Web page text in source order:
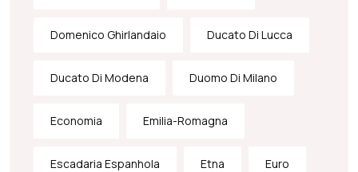
Domenico Ghirlandaio Ducato Di Lucca
Ducato Di Modena Duomo Di Milano
Economia Emilia-Romagna
Escadaria Espanhola Etna Euro